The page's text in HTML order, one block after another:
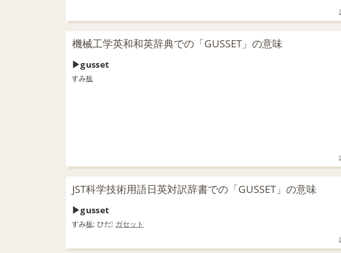
機械工学英和和英辞典での「GUSSET」の意味
gusset
すみ板
JST科学技術用語日英対訳辞書での「GUSSET」の意味
gusset
すみ板; ひだ; ガセット